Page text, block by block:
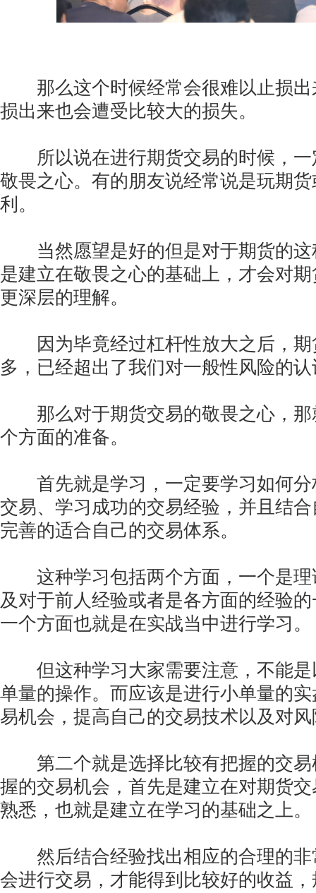
那么这个时候经常会很难以止损出
损出来也会遭受比较大的损失。
所以说在进行期货交易的时候，一
敬畏之心。有的朋友说经常说是玩期
利。
当然愿望是好的但是对于期货的这
是建立在敬畏之心的基础上，才会对
更深层的理解。
因为毕竟经过杠杆性放大之后，期
多，已经超出了我们对一般性风险的
那么对于期货交易的敬畏之心，那
个方面的准备。
首先就是学习，一定要学习如何分
交易、学习成功的交易经验，并且结
完善的适合自己的交易体系。
这种学习包括两个方面，一个是理
及对于前人经验或者是各方面的经验
一个方面也就是在实战当中进行学习。
但这种学习大家需要注意，不能是
单量的操作。而应该是进行小单量的
易机会，提高自己的交易技术以及对
第二个就是选择比较有把握的交易
握的交易机会，首先是建立在对期货
熟悉，也就是建立在学习的基础之上。
然后结合经验找出相应的合理的非
会进行交易，才能得到比较好的收益